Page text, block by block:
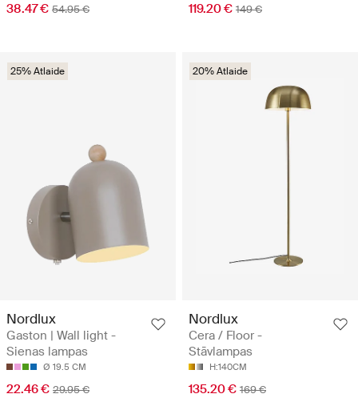
38.47 € 54.95 € 119.20 € 149 €
25% Atlaide
Nordlux
Gaston | Wall light -
Sienas lampas
Ø 19.5 CM
22.46 € 29.95 €
20% Atlaide
Nordlux
Cera / Floor -
Stāvlampas
H:140CM
135.20 € 169 €